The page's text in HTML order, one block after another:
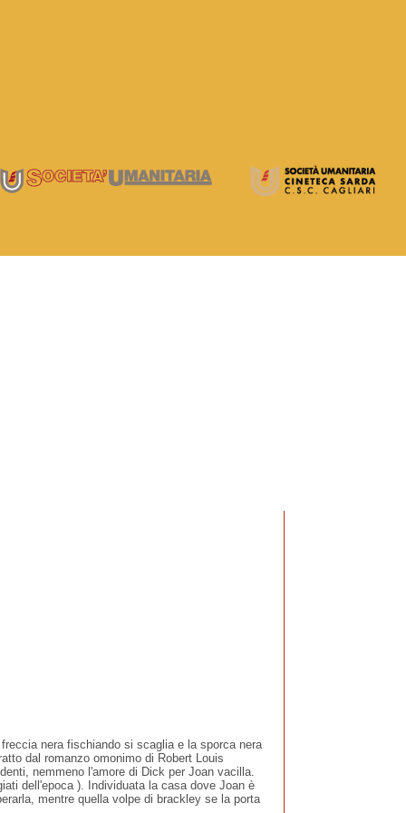
nera fischiando si scaglia e la sporca nera
dal romanzo omonimo di Robert Louis
nemmeno l'amore di Dick per Joan vacilla.
dell'epoca ). Individuata la casa dove Joan è
mentre quella volpe di brackley se la porta